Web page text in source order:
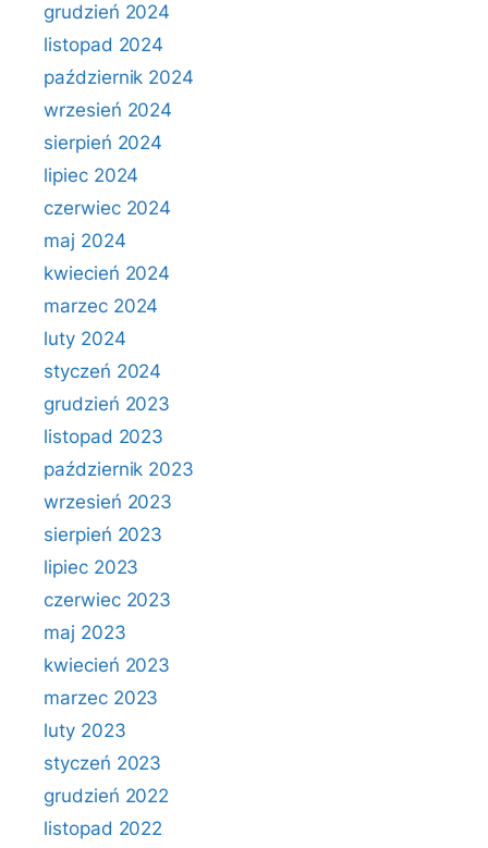
grudzień 2024
listopad 2024
październik 2024
wrzesień 2024
sierpień 2024
lipiec 2024
czerwiec 2024
maj 2024
kwiecień 2024
marzec 2024
luty 2024
styczeń 2024
grudzień 2023
listopad 2023
październik 2023
wrzesień 2023
sierpień 2023
lipiec 2023
czerwiec 2023
maj 2023
kwiecień 2023
marzec 2023
luty 2023
styczeń 2023
grudzień 2022
listopad 2022